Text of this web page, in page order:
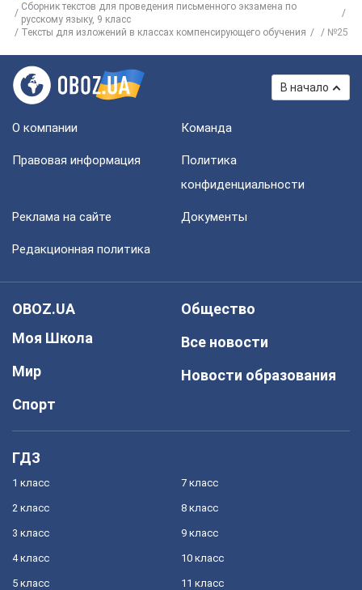
Сборник текстов для проведения письменного экзамена по
русскому языку, 9 класс
Тексты для изложений в классах компенсирующего обучения
№25
В начало
О компании Команда
Правовая информация
Политика
конфиденциальности
Реклама на сайте Документы
Редакционная политика
OBOZ.UA
Моя Школа
Мир
Спорт
Общество
Все новости
Новости образования
ГДЗ
1 класс
2 класс
3 класс
4 класс
5 класс
7 класс
8 класс
9 класс
10 класс
11 класс